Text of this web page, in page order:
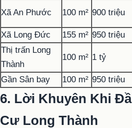
Xã An Phước 100 m² 900 triệu
Xã Long Đức
155 m² 950 triệu
Thị trấn Long
Thành
100 m² 1 tỷ
Gần Sân bay
100 m² 950 triệu
6. Lời Khuyên Khi
Cư Long Thành